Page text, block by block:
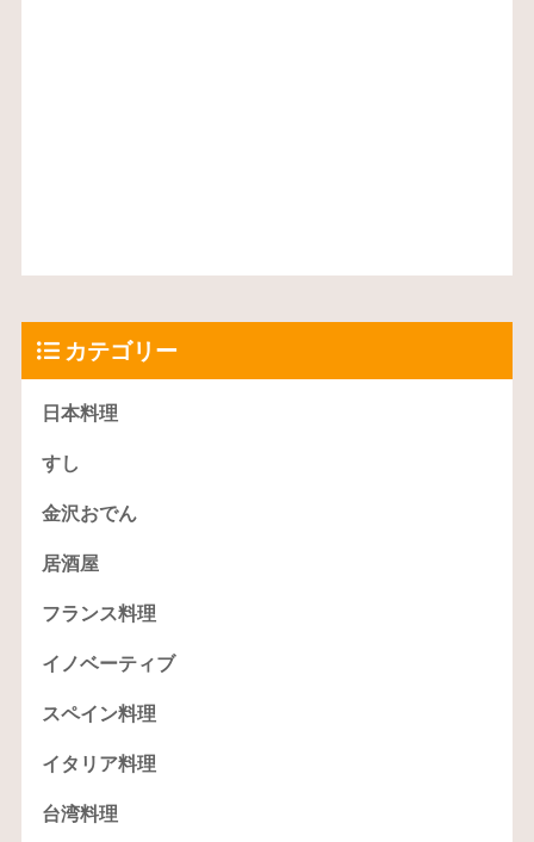
カテゴリー
日本料理
すし
金沢おでん
居酒屋
フランス料理
イノベーティブ
スペイン料理
イタリア料理
台湾料理